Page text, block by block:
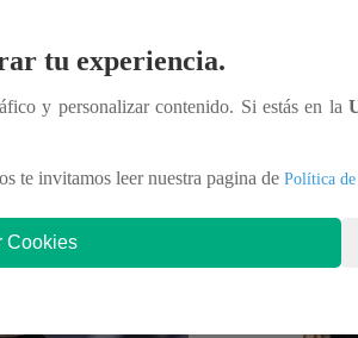
tu experiencia.
y personalizar contenido. Si estás en la
te invitamos leer nuestra pagina de Política
Cookies